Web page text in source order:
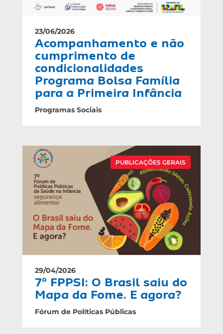
23/06/2026
Acompanhamento e não
cumprimento de
condicionalidades
Programa Bolsa Família
para a Primeira Infância
Programas Sociais
PUBLICAÇÕES GERAIS
29/04/2026
7° FPPSI: O Brasil saiu do
Mapa da Fome. E agora?
Fórum de Políticas Públicas